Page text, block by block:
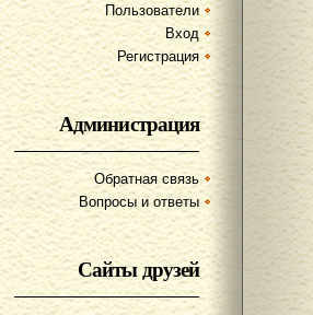
Пользователи
Вход
Регистрация
Администрация
Обратная связь
Вопросы и ответы
Сайты друзей